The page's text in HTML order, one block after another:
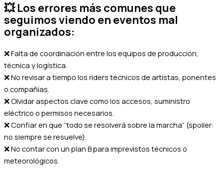
💥Los errores más comunes que
seguimos viendo en eventos mal
organizados:
❌Falta de coordinación entre los equipos de producción,
técnica y logística.
❌No revisar a tiempo los riders técnicos de artistas, ponentes
o compañías.
❌Olvidar aspectos clave como los accesos, suministro
eléctrico o permisos necesarios.
❌Confiar en que “todo se resolverá sobre la marcha” (spoiler:
no siempre se resuelve).
❌No contar con un plan B para imprevistos técnicos o
meteorológicos.